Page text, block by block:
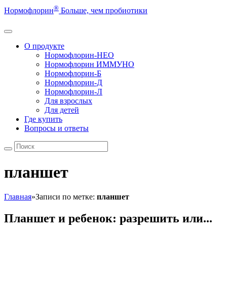
Нормофлорин® Больше, чем пробиотики
О продукте
Нормофлорин-НЕО
Нормофлорин ИММУНО
Нормофлорин-Б
Нормофлорин-Д
Нормофлорин-Л
Для взрослых
Для детей
Где купить
Вопросы и ответы
планшет
Главная»Записи по метке: планшет
Планшет и ребенок: разрешить или...